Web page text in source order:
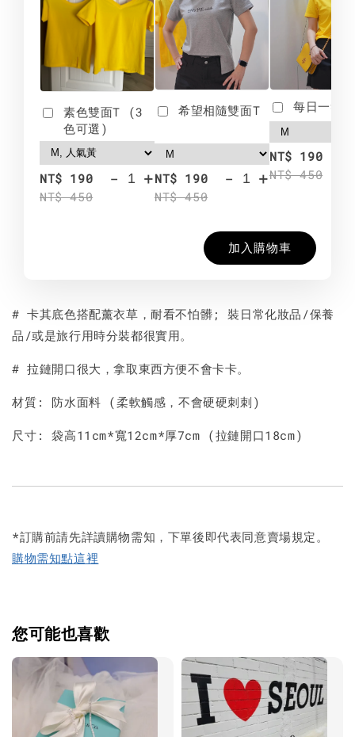
素色雙面T (3
色可選)
NT$ 190
NT$ 450
- +
希望相隨雙面T
NT$ 190
NT$ 450
- +
每日一笑
NT$ 190
NT$ 450
加入購物車
# 卡其底色搭配薰衣草，耐看不怕髒; 裝日常化妝品/保養
品/或是旅行用時分裝都很實用。
# 拉鏈開口很大，拿取東西方便不會卡卡。
材質: 防水面料 (柔軟觸感，不會硬硬刺刺)
尺寸: 袋高11cm*寬12cm*厚7cm (拉鏈開口18cm)
*訂購前請先詳讀購物需知，下單後即代表同意賣場規定。
購物需知點這裡
您可能也喜歡